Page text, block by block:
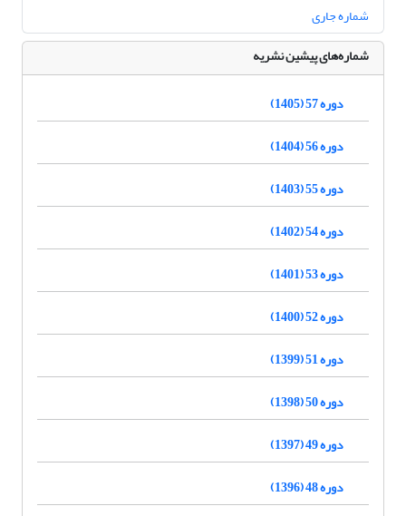
شماره جاری
شماره‌های پیشین نشریه
دوره 57 (1405)
دوره 56 (1404)
دوره 55 (1403)
دوره 54 (1402)
دوره 53 (1401)
دوره 52 (1400)
دوره 51 (1399)
دوره 50 (1398)
دوره 49 (1397)
دوره 48 (1396)